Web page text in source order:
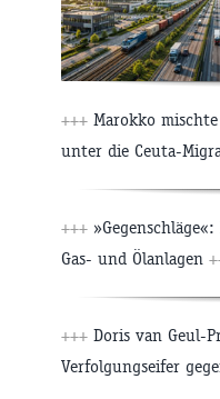
+++ Marokko
unter die Ceuta-
+++
Gas- und Ölanlagen
+++ Doris van Geul-
Verfolgungseifer